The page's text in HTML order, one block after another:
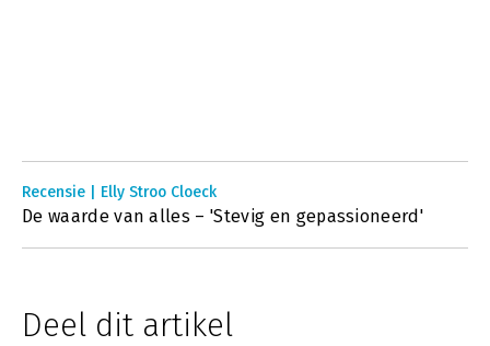
Recensie | Elly Stroo Cloeck
De waarde van alles – 'Stevig en gepassioneerd'
Deel dit artikel